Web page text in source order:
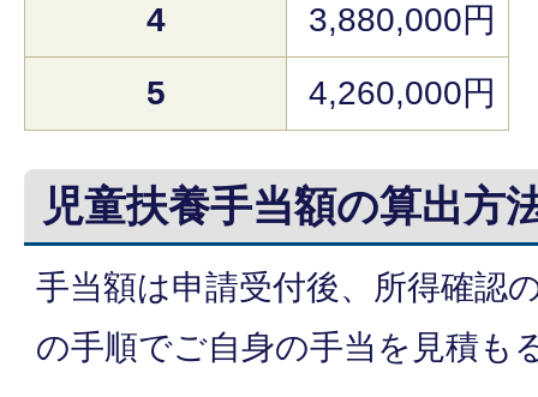
4
3,880,000円
5
4,260,000円
児童扶養手当額の算出方
手当額は申請受付後、所得確認
の手順でご自身の手当を見積も